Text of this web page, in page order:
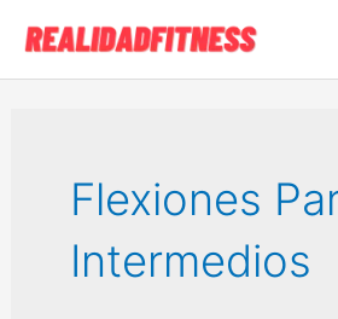
contenido
Flexiones
Intermedios